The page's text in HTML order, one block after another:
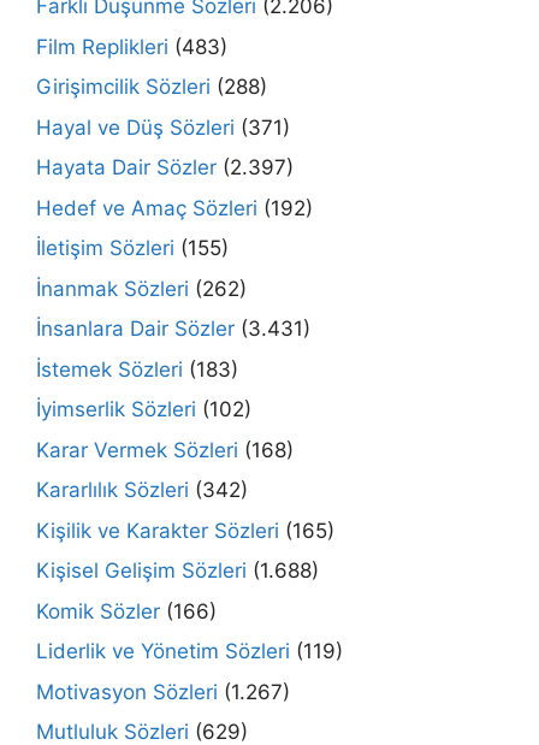
Farklı Düşünme Sözleri (2.206)
Film Replikleri (483)
Girişimcilik Sözleri (288)
Hayal ve Düş Sözleri (371)
Hayata Dair Sözler (2.397)
Hedef ve Amaç Sözleri (192)
İletişim Sözleri (155)
İnanmak Sözleri (262)
İnsanlara Dair Sözler (3.431)
İstemek Sözleri (183)
İyimserlik Sözleri (102)
Karar Vermek Sözleri (168)
Kararlılık Sözleri (342)
Kişilik ve Karakter Sözleri (165)
Kişisel Gelişim Sözleri (1.688)
Komik Sözler (166)
Liderlik ve Yönetim Sözleri (119)
Motivasyon Sözleri (1.267)
Mutluluk Sözleri (629)